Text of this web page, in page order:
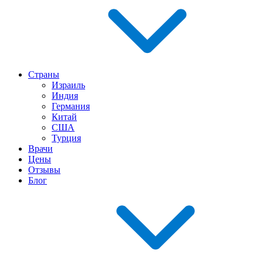
Страны
Израиль
Индия
Германия
Китай
США
Турция
Врачи
Цены
Отзывы
Блог